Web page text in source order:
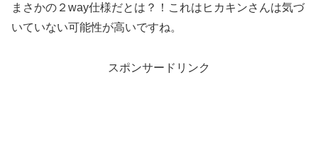
まさかの２way仕様だとは？！これはヒカキンさんは気づ
いていない可能性が高いですね。
スポンサードリンク